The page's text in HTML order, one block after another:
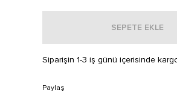
SEPETE EKLE
Siparişin 1-3 iş günü içerisinde
Paylaş